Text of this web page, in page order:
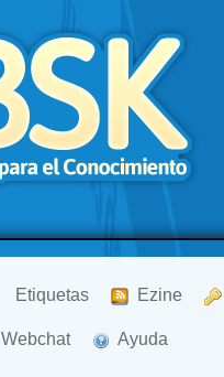
Etiquetas Ezine
Webchat Ayuda